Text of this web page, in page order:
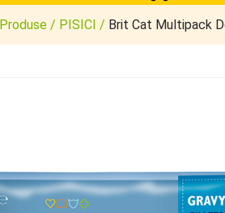
Produse / PISICI / Brit Cat Multipack